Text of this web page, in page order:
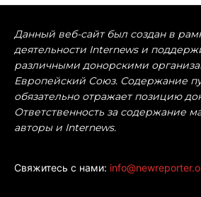
Данный веб-сайт был создан в
деятельности Internews и
различными донорскими
Европейский Союз. Содержание
обязательно отражает позицию
Ответственность за содержание
авторы и Internews.
Свяжитесь с нами: